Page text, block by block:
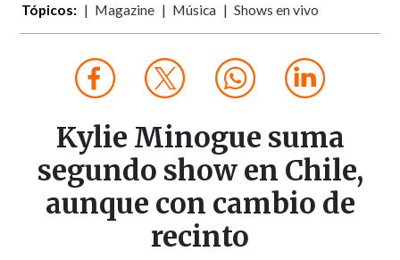
Tópicos: Magazine Música Shows en vivo
Kylie Minogue suma
segundo show en Chile,
aunque con cambio de
recinto